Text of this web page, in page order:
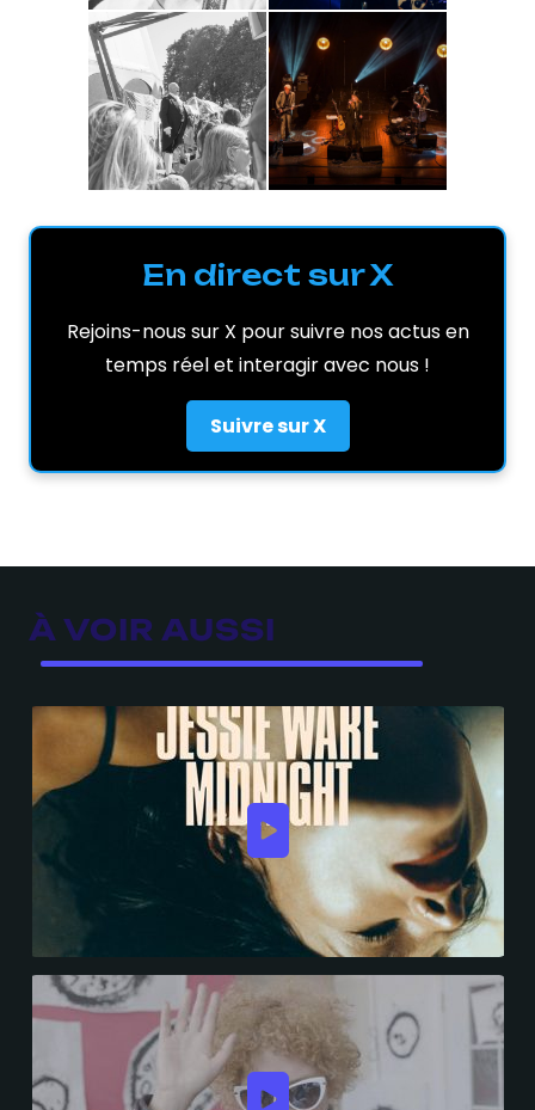
En direct sur X
Rejoins-nous sur X pour suivre nos actus en
temps réel et interagir avec nous !
Suivre sur X
À VOIR AUSSI